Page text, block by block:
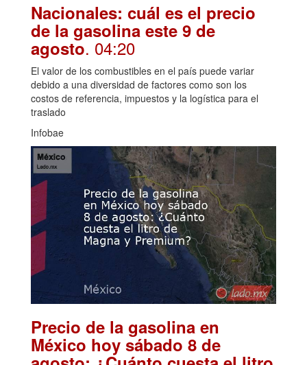
Nacionales: cuál es el precio
de la gasolina este 9 de
agosto. 04:20
El valor de los combustibles en el país puede variar
debido a una diversidad de factores como son los
costos de referencia, impuestos y la logística para el
traslado
Infobae
Precio de la gasolina en
México hoy sábado 8 de